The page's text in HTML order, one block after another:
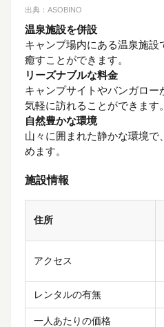
出典： ASOBINO
温泉施設を併設
キャンプ場内にある温泉施設
癒すことができます。
リーズナブルな料金
キャンプサイトやバンガロー
気軽に訪れることができます。
自然豊かな環境
山々に囲まれた静かな環境で
めます。
施設情報
住所
アクセス
レンタルの有無
一人あたりの価格